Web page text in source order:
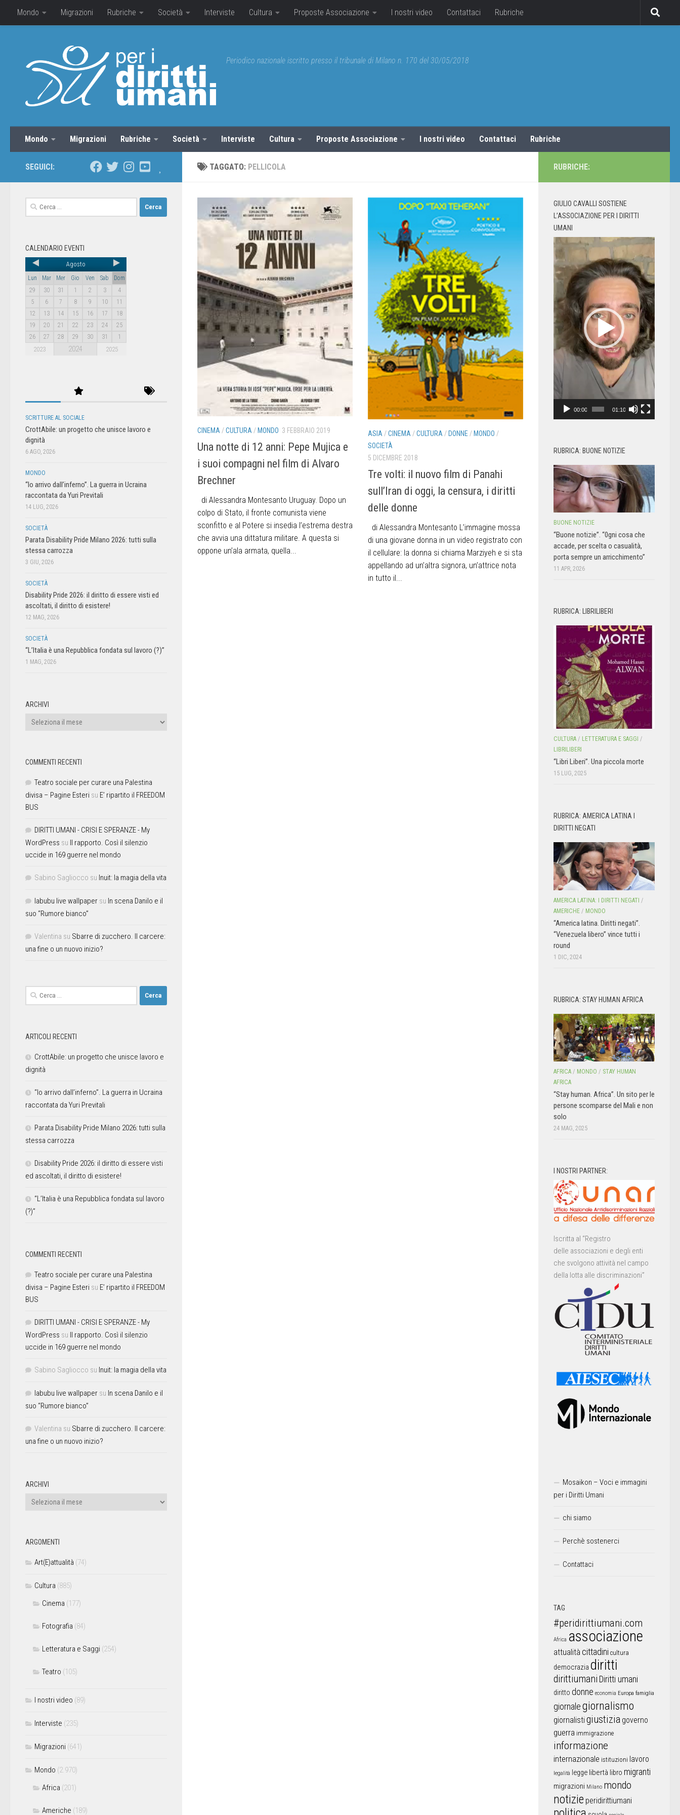
Mondo Migrazioni Rubriche Società Interviste Cultura Proposte Associazione I nostri video Contattaci Rubriche
Periodico nazionale iscritto presso il tribunale di Milano n. 170 del 30/05/2018
Mondo Migrazioni Rubriche Società Interviste Cultura Proposte Associazione I nostri video Contattaci Rubriche
TAGGATO: PELLICOLA
CINEMA /CULTURA / MONDO 3 FEBBRAIO 2019
Una notte di 12 anni: Pepe Mujica e
i suoi compagni nel film di Alvaro
Brechner
di Alessandra Montesanto Uruguay. Dopo un
colpo di Stato, il fronte comunista viene
sconfitto e al Potere si insedia l’estrema destra
che avvia una dittatura militare. A questa si
oppone un’ala armata, quella...
ASIA /CINEMA /CULTURA / DONNE / MONDO /
SOCIETÀ
5 DICEMBRE 2018
Tre volti: il nuovo film di Panahi
sull’Iran di oggi, la censura, i diritti
delle donne
di Alessandra Montesanto L’immagine mossa
di una giovane donna in un video registrato con
il cellulare: la donna si chiama Marziyeh e si sta
appellando ad un’altra signora, un’attrice nota
in tutto il...
SEGUICI:
CALENDARIO EVENTI
Agosto
Lun Mar Mer Gio Ven Sab
Dom
29
30 31 1 2 3
4
5
6 7 8 9 10
11
12
13 14 15 16 17
18
19
20 21 22 23 24
25
26
27 28 29 30 31 1
2023 2024 2025
SCRITTURE AL SOCIALE
CrottAbile: un progetto che unisce lavoro e
dignità
6 AGO, 2026
MONDO
“Io arrivo dall’inferno”. La guerra in Ucraina
raccontata da Yuri Previtali
14 LUG, 2026
SOCIETÀ
Parata Disability Pride Milano 2026: tutti sulla
stessa carrozza
3 GIU, 2026
SOCIETÀ
Disability Pride 2026: il diritto di essere visti ed
ascoltati, il diritto di esistere!
12 MAG, 2026
SOCIETÀ
“L’Italia è una Repubblica fondata sul lavoro (?)”
1 MAG, 2026
ARCHIVI
COMMENTI RECENTI
Teatro sociale per curare una Palestina
divisa – Pagine Esteri su E’ ripartito il FREEDOM
BUS
DIRITTI UMANI - CRISI E SPERANZE - My
WordPress su Il rapporto. Così il silenzio
uccide in 169 guerre nel mondo
Sabino Sagliocco su Inuit: la magia della vita
labubu live wallpaper su In scena Danilo e il
suo “Rumore bianco”
Valentina su Sbarre di zucchero. Il carcere:
una fine o un nuovo inizio?
ARTICOLI RECENTI
CrottAbile: un progetto che unisce lavoro e
dignità
“Io arrivo dall’inferno”. La guerra in Ucraina
raccontata da Yuri Previtali
Parata Disability Pride Milano 2026: tutti sulla
stessa carrozza
Disability Pride 2026: il diritto di essere visti
ed ascoltati, il diritto di esistere!
“L’Italia è una Repubblica fondata sul lavoro
(?)”
COMMENTI RECENTI
Teatro sociale per curare una Palestina
divisa – Pagine Esteri su E’ ripartito il FREEDOM
BUS
DIRITTI UMANI - CRISI E SPERANZE - My
WordPress su Il rapporto. Così il silenzio
uccide in 169 guerre nel mondo
Sabino Sagliocco su Inuit: la magia della vita
labubu live wallpaper su In scena Danilo e il
suo “Rumore bianco”
Valentina su Sbarre di zucchero. Il carcere:
una fine o un nuovo inizio?
ARCHIVI
ARGOMENTI
Art(E)attualità (74)
Cultura (885)
Cinema (177)
Fotografia (84)
Letteratura e Saggi (254)
Teatro (105)
I nostri video (89)
Interviste (235)
Migrazioni (641)
Mondo (2.970)
Africa (201)
Americhe (189)
RUBRICHE:
GIULIO CAVALLI SOSTIENE
L’ASSOCIAZIONE PER I DIRITTI
UMANI
Video
Player
00:00 01:10
RUBRICA: BUONE NOTIZIE
BUONE NOTIZIE
“Buone notizie”. “0gni cosa che
accade, per scelta o casualità,
porta sempre un arricchimento”
11 APR, 2026
RUBRICA: LIBRILIBERI
CULTURA / LETTERATURA E SAGGI /
LIBRILIBERI
“Libri Liberi”. Una piccola morte
15 LUG, 2025
RUBRICA: AMERICA LATINA I
DIRITTI NEGATI
AMERICA LATINA: I DIRITTI NEGATI /
AMERICHE / MONDO
“America latina. Diritti negati”.
“Venezuela libero” vince tutti i
round
1 DIC, 2024
RUBRICA: STAY HUMAN AFRICA
AFRICA / MONDO / STAY HUMAN
AFRICA
“Stay human. Africa”. Un sito per le
persone scomparse del Mali e non
solo
24 MAG, 2025
I NOSTRI PARTNER:
Iscritta al “Registro
delle associazioni e degli enti
che svolgono attività nel campo
della lotta alle discriminazioni”
Mosaikon – Voci e immagini
per i Diritti Umani
chi siamo
Perchè sostenerci
Contattaci
TAG
#peridirittiumani.com
Africa associazione
attualità cittadini cultura
democrazia diritti
dirittiumani Diritti umani
diritto donne economia Europa famiglia
giornalegiornalismo
giornalistigiustizia governo
guerra immigrazione
informazione
internazionale istituzioni lavoro
legalità legge libertà libro migranti
migrazioni Milano mondo
notizie peridirittiumani